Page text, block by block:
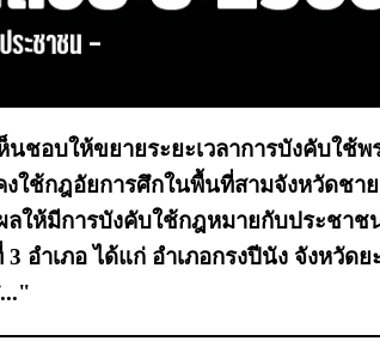
อบให้ขยายระยะเวลาการบังคับใช้พ
ใช้กฎอัยการศึกในพื้นที่สามจังหวัดชา
ลให้มีการบังคับใช้กฎหมายกับประชาช
ำเภอ ได้แก่ อำเภอกรงปีนัง จังหวัดย